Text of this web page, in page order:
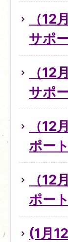
（
サポ
（
サポ
（
ポー
（
ポー
(1月